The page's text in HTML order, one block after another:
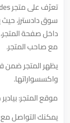
سوق دادسترز، حيث
داخل صفحة
مع صاحب المتجر.
يظهر المتجر ضمن
واكسسواراتها.
موقع المتجر:
يمكنك التواصل مع